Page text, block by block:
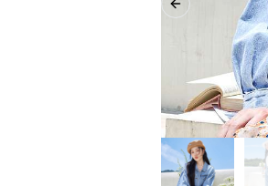
Previous slide